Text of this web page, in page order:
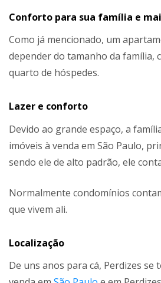
Conforto para sua família e
Como já mencionado, um
depender do tamanho da família,
quarto de hóspedes.
Lazer e conforto
Devido ao grande espaço, a
imóveis à venda em São Paulo,
sendo ele de alto padrão, ele
Normalmente condomínios
que vivem ali.
Localização
De uns anos para cá, Perdizes